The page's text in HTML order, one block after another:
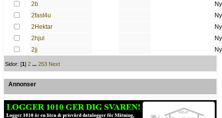
2b
2fast4u
2Hektar
2hjul
2jj
Sidor: [1]2 ...253 Next
Annonser